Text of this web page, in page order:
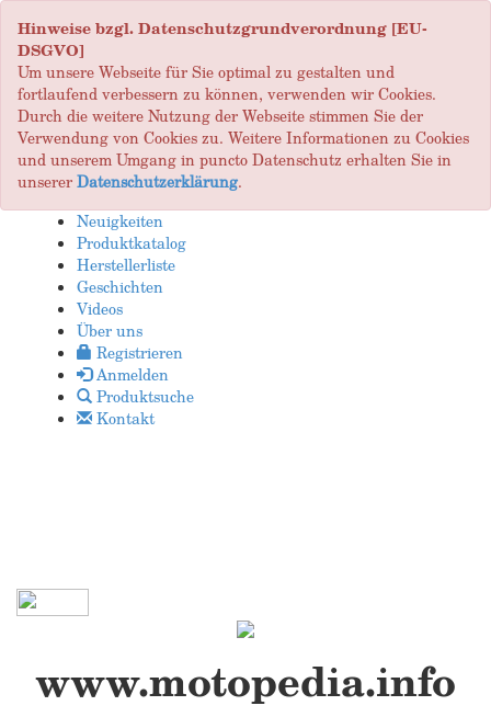
Hinweise bzgl. Datenschutzgrundverordnung [EU-
DSGVO]
Um unsere Webseite für Sie optimal zu gestalten und
fortlaufend verbessern zu können, verwenden wir Cookies.
Durch die weitere Nutzung der Webseite stimmen Sie der
Verwendung von Cookies zu. Weitere Informationen zu Cookies
und unserem Umgang in puncto Datenschutz erhalten Sie in
unsererDatenschutzerklärung.
Neuigkeiten
Produktkatalog
Herstellerliste
Geschichten
Videos
Über uns
Registrieren
Anmelden
Produktsuche
Kontakt
www.motopedia.info